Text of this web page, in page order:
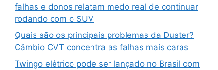
falhas e donos relatam medo real de continuar
rodando com o SUV
Quais são os principais problemas da Duster?
Câmbio CVT concentra as falhas mais caras
Twingo elétrico pode ser lançado no Brasil com